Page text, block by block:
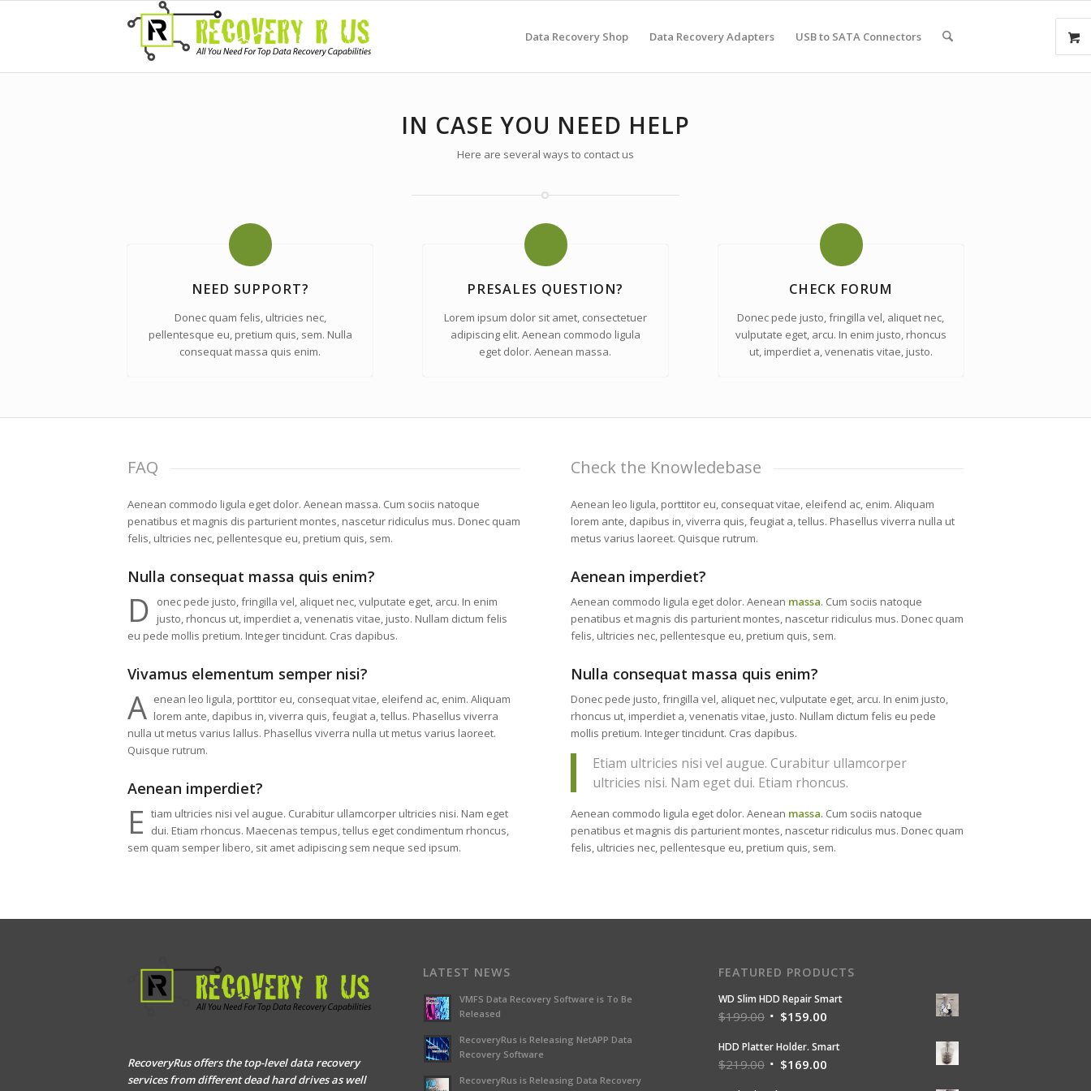
Data Recovery Shop Data Recovery Adapters USB to SATA Connectors
IN CASE YOU NEED HELP
Here are several ways to contact us
NEED SUPPORT?
Donec quam felis, ultricies nec,
pellentesque eu, pretium quis, sem. Nulla
consequat massa quis enim.
PRESALES QUESTION?
Lorem ipsum dolor sit amet, consectetuer
adipiscing elit. Aenean commodo ligula
eget dolor. Aenean massa.
CHECK FORUM
Donec pede justo, fringilla vel, aliquet nec,
vulputate eget, arcu. In enim justo, rhoncus
ut, imperdiet a, venenatis vitae, justo.
FAQ
Aenean commodo ligula eget dolor. Aenean massa. Cum sociis natoque
penatibus et magnis dis parturient montes, nascetur ridiculus mus. Donec quam
felis, ultricies nec, pellentesque eu, pretium quis, sem.
Nulla consequat massa quis enim?
D
onec pede justo, fringilla vel, aliquet nec, vulputate eget, arcu. In enim
justo, rhoncus ut, imperdiet a, venenatis vitae, justo. Nullam dictum felis
eu pede mollis pretium. Integer tincidunt. Cras dapibus.
Vivamus elementum semper nisi?
A enean leo ligula, porttitor eu, consequat vitae, eleifend ac, enim. Aliquam
lorem ante, dapibus in, viverra quis, feugiat a, tellus. Phasellus viverra
nulla ut metus varius lallus. Phasellus viverra nulla ut metus varius laoreet.
Quisque rutrum.
Aenean imperdiet?
E tiam ultricies nisi vel augue. Curabitur ullamcorper ultricies nisi. Nam eget
dui. Etiam rhoncus. Maecenas tempus, tellus eget condimentum rhoncus,
sem quam semper libero, sit amet adipiscing sem neque sed ipsum.
Check the Knowledebase
Aenean leo ligula, porttitor eu, consequat vitae, eleifend ac, enim. Aliquam
lorem ante, dapibus in, viverra quis, feugiat a, tellus. Phasellus viverra nulla ut
metus varius laoreet. Quisque rutrum.
Aenean imperdiet?
Aenean commodo ligula eget dolor. Aenean massa. Cum sociis natoque
penatibus et magnis dis parturient montes, nascetur ridiculus mus. Donec quam
felis, ultricies nec, pellentesque eu, pretium quis, sem.
Nulla consequat massa quis enim?
Donec pede justo, fringilla vel, aliquet nec, vulputate eget, arcu. In enim justo,
rhoncus ut, imperdiet a, venenatis vitae, justo. Nullam dictum felis eu pede
mollis pretium. Integer tincidunt. Cras dapibus.
Etiam ultricies nisi vel augue. Curabitur ullamcorper
ultricies nisi. Nam eget dui. Etiam rhoncus.
Aenean commodo ligula eget dolor. Aenean massa. Cum sociis natoque
penatibus et magnis dis parturient montes, nascetur ridiculus mus. Donec quam
felis, ultricies nec, pellentesque eu, pretium quis, sem.
RecoveryRus offers the top-level data recovery
services from different dead hard drives as well
LATEST NEWS
VMFS Data Recovery Software is To Be
Released
RecoveryRus is Releasing NetAPP Data
Recovery Software
RecoveryRus is Releasing Data Recovery
FEATURED PRODUCTS
WD Slim HDD Repair Smart
$199.00 $159.00
HDD Platter Holder. Smart
$219.00 $169.00